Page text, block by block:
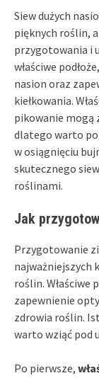
Siew dużych
pięknych roślin,
przygotowania i
właściwe
nasion oraz
kiełkowania.
pikowanie mogą
dlatego warto
w osiągnięciu
skutecznego
roślinami.
Jak
Przygotowanie
najważniejszych
roślin. Właściwe
zapewnienie
zdrowia roślin.
warto wziąć pod
Po pierwsze,